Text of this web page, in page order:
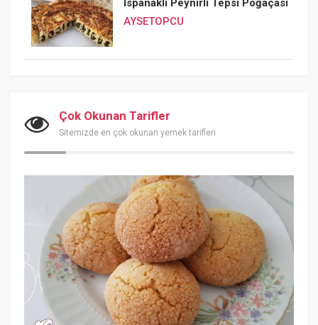
Ispanaklı Peynirli Tepsi Poğaçası
AYSETOPCU
Çok Okunan Tarifler
Sitemizde en çok okunan yemek tarifleri